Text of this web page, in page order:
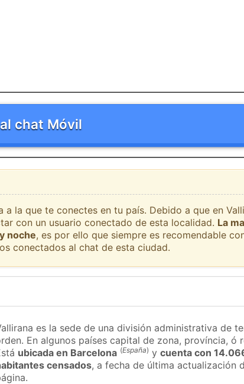
chat Móvil
la que te conectes en tu país. Debido a que en
con un usuario conectado de esta localidad. La
noche, es por ello que siempre es recomendable
conectados al chat de esta ciudad.
es la sede de una división administrativa de
En algunos países capital de zona, província, ó
ubicada en Barcelona (España) ycuenta con
censados, a fecha de última actualización